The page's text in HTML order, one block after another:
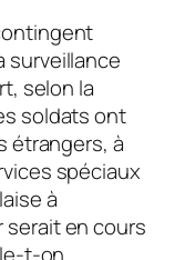
surveillance
selon la
soldats ont
étrangers, à
spéciaux
à
serait en cours
t-on,